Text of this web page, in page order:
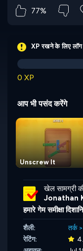
77%
XP रखने के लिए
0 XP
आप भी पसंद करेंगे
Unscrew It
खेल सामग्री
Jonathan
हमारे गेम समीक्षा
शैली: तर्क>
रेटिंग: